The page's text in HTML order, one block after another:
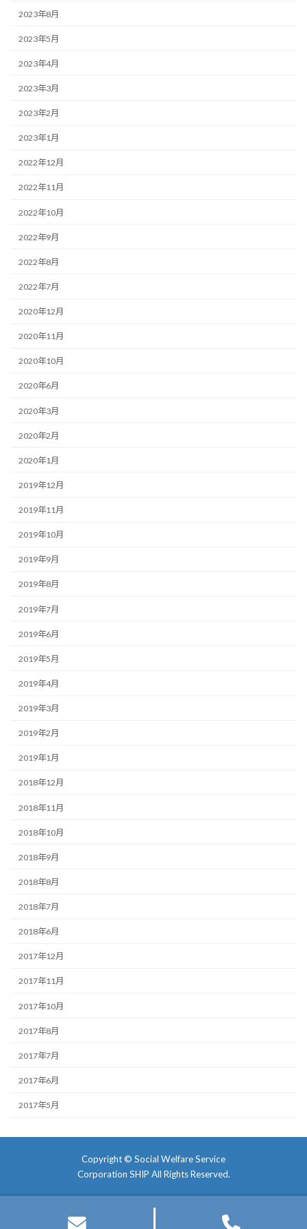
2023年8月
2023年5月
2023年4月
2023年3月
2023年2月
2023年1月
2022年12月
2022年11月
2022年10月
2022年9月
2022年8月
2022年7月
2020年12月
2020年11月
2020年10月
2020年6月
2020年3月
2020年2月
2020年1月
2019年12月
2019年11月
2019年10月
2019年9月
2019年8月
2019年7月
2019年6月
2019年5月
2019年4月
2019年3月
2019年2月
2019年1月
2018年12月
2018年11月
2018年10月
2018年9月
2018年8月
2018年7月
2018年6月
2017年12月
2017年11月
2017年10月
2017年8月
2017年7月
2017年6月
2017年5月
Copyright © Social Welfare Service
Corporation SHIP All Rights Reserved.